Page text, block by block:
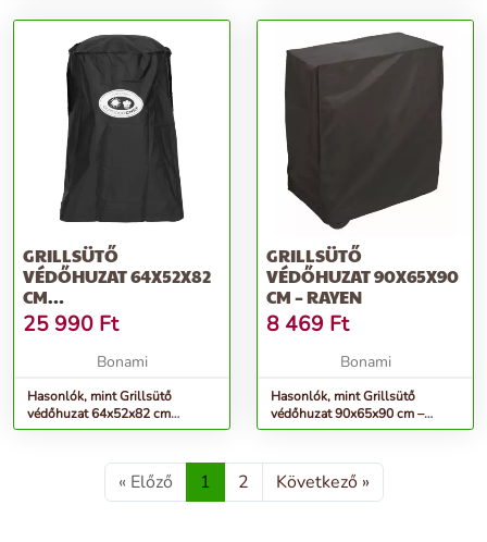
GRILLSÜTŐ
VÉDŐHUZAT 64X52X82
CM
CHELSEA/KENSIGTON –
OUTDOORCHEF
25 990 Ft
Bonami
Hasonlók, mint Grillsütő
védőhuzat 64x52x82 cm
Chelsea/Kensigton –
GRILLSÜTŐ
VÉDŐHUZAT 90X65X90
CM – RAYEN
8 469 Ft
Bonami
Hasonlók, mint Grillsütő
védőhuzat 90x65x90 cm –
Rayen
« Előző 1 2 Következő »